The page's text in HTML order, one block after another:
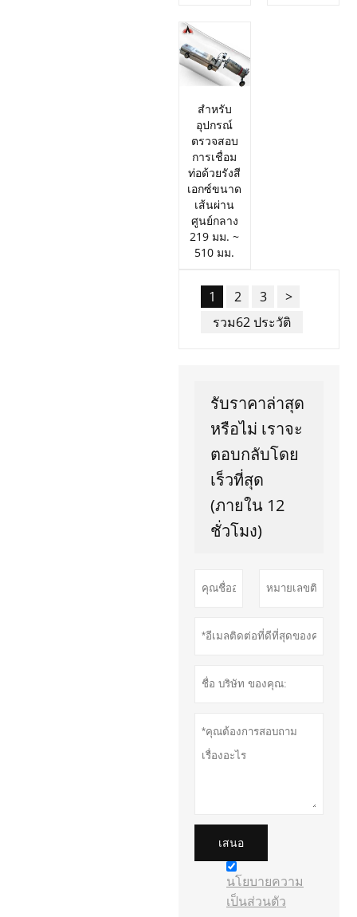
สำหรับ
อุปกรณ์
ตรวจสอบ
การเชื่อม
ท่อด้วยรังสี
เอกซ์ขนาด
เส้นผ่าน
ศูนย์กลาง
219 มม. ~
510 มม.
1 2 3
>
รวม62 ประวัติ
รับราคาล่าสุด
หรือไม่ เราจะ
ตอบกลับโดย
เร็วที่สุด
(ภายใน 12
ชั่วโมง)
เสนอ
นโยบายความ
เป็นส่วนตัว